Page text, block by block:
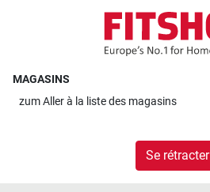
MAGASINS
zumAller à la liste des magasins
Se rétracter